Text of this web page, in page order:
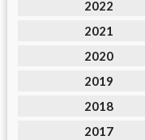
2022
2021
2020
2019
2018
2017